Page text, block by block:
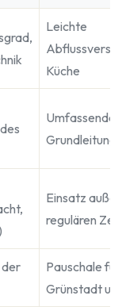
Leichte
Küche
Umfassende
Einsatz
regulären
der
Pauschale für
Grünstadt